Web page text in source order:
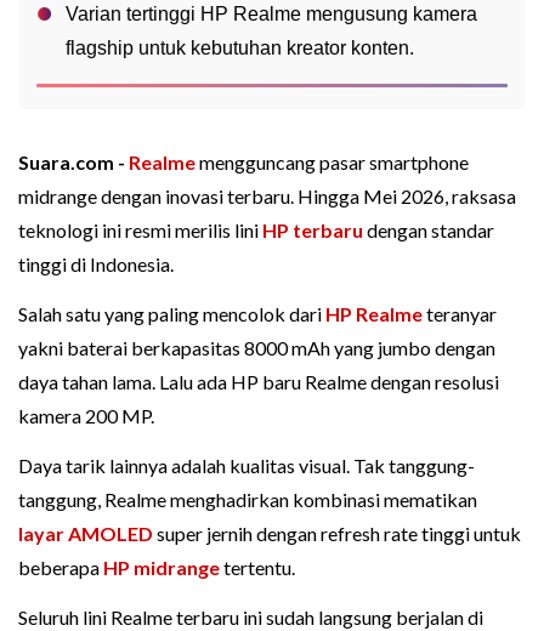
Varian tertinggi HP Realme mengusung kamera
flagship untuk kebutuhan kreator konten.
Suara.com - Realmemengguncang pasar smartphone
midrange dengan inovasi terbaru. Hingga Mei 2026, raksasa
teknologi ini resmi merilis lini HP terbaru dengan standar
tinggi di Indonesia.
Salah satu yang paling mencolok dari HP Realmeteranyar
yakni baterai berkapasitas 8000 mAh yang jumbo dengan
daya tahan lama. Lalu ada HP baru Realme dengan resolusi
kamera 200 MP.
Daya tarik lainnya adalah kualitas visual. Tak tanggung-
tanggung, Realme menghadirkan kombinasi mematikan
layar AMOLED super jernih dengan refresh rate tinggi untuk
beberapa HP midrangetertentu.
Seluruh lini Realme terbaru ini sudah langsung berjalan di